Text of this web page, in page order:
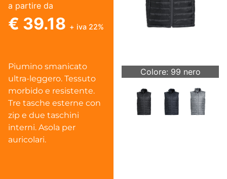
Colore: 99 nero
a partire da
€ 39.18 + iva 22%
Piumino smanicato
ultra-leggero. Tessuto
morbido e resistente.
Tre tasche esterne con
zip e due taschini
interni. Asola per
auricolari.